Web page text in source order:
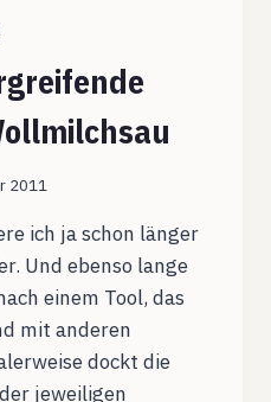
2011
ich ja schon länger
Und ebenso lange
einem Tool, das
mit anderen
dockt die
jeweiligen